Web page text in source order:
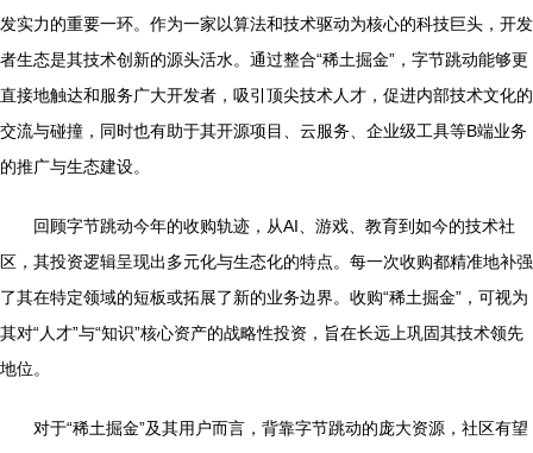
发实力的重要一环。作为一家以算法和技术驱动为核心的科技巨头，开发
者生态是其技术创新的源头活水。通过整合“稀土掘金”，字节跳动能够更
直接地触达和服务广大开发者，吸引顶尖技术人才，促进内部技术文化的
交流与碰撞，同时也有助于其开源项目、云服务、企业级工具等B端业务
的推广与生态建设。
回顾字节跳动今年的收购轨迹，从AI、游戏、教育到如今的技术社
区，其投资逻辑呈现出多元化与生态化的特点。每一次收购都精准地补强
了其在特定领域的短板或拓展了新的业务边界。收购“稀土掘金”，可视为
其对“人才”与“知识”核心资产的战略性投资，旨在长远上巩固其技术领先
地位。
对于“稀土掘金”及其用户而言，背靠字节跳动的庞大资源，社区有望